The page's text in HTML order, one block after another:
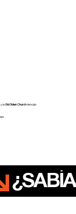
y laOld Olden Churchdel siglo